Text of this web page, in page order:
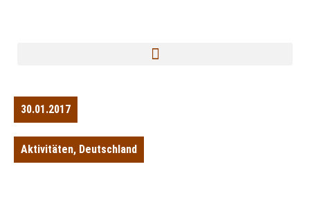
30.01.2017
Aktivitäten, Deutschland